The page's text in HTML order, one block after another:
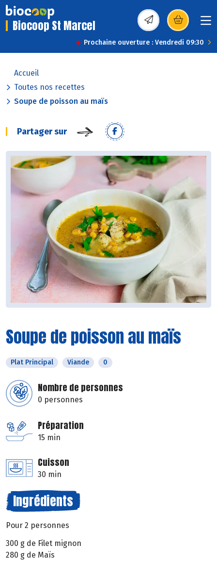
Biocoop St Marcel (s’ouvre dans une
Prochaine ouverture : Vendredi 09:30
Accueil
Toutes nos recettes
Soupe de poisson au maïs
Partager sur
Soupe de poisson au maïs
Plat Principal Viande 0
Nombre de personnes
0 personnes
Préparation
15 min
Cuisson
30 min
Ingrédients
Pour 2 personnes
300 g de Filet mignon
280 g de Maïs